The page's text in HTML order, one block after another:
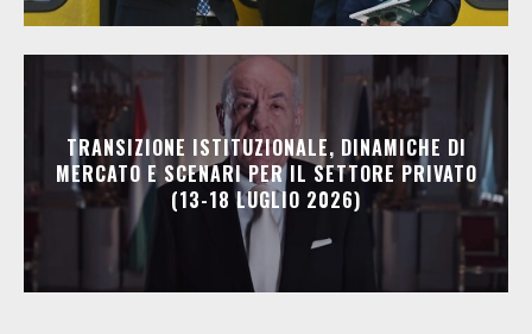
TRANSIZIONE ISTITUZIONALE, DINAMICHE DI
MERCATO E SCENARI PER IL SETTORE PRIVATO
(13-18 LUGLIO 2026)